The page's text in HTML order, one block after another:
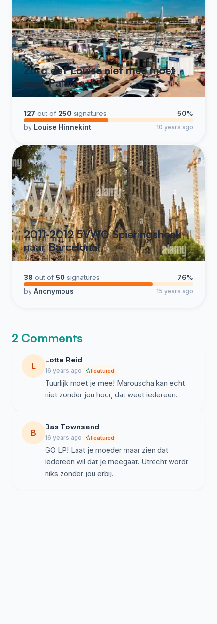
Zorg dat Louise niet mee moet
naar Palamos!
127 out of 250 signatures
50%
by Louise Hinnekint 10 years ago
2011-2012 5VWO Spieringshoek
naar Barcelona!
38 out of 50 signatures
76%
by Anonymous 15 years ago
2 Comments
L
Lotte Reid
16 years ago Featured
Tuurlijk moet je mee! Marouscha kan echt
niet zonder jou hoor, dat weet iedereen.
B
Bas Townsend
16 years ago Featured
GO LP! Laat je moeder maar zien dat
iedereen wil dat je meegaat. Utrecht wordt
niks zonder jou erbij.